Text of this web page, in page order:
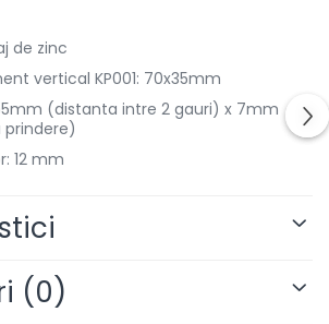
de zinc
vertical KP001: 70x35mm
(distanta intre 2 gauri) x 7mm
12 mm
(0)